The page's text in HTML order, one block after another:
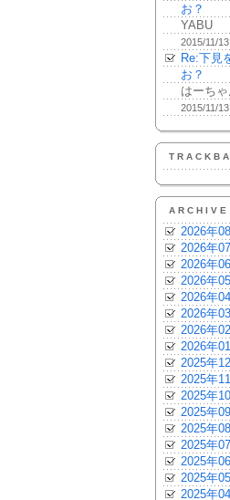
お？
YABU
2015/11/13
Re:下見
お？
はーちゃ
2015/11/13
ARCHIVE
2026年
2026年
2026年
2026年
2026年
2026年
2026年
2026年
2025年
2025年
2025年
2025年
2025年
2025年
2025年
2025年
2025年